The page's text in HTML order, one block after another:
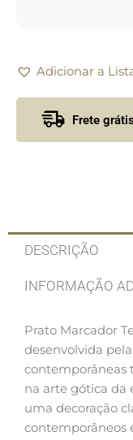
Adicionar a
Frete
DESCRIÇÃO
INFORMAÇÃO
Prato Marcador
desenvolvida
contemporâneas
na arte gótica da
uma decoração
contemporâneos